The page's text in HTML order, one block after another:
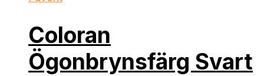
Coloran
Ögonbrynsfärg Svart